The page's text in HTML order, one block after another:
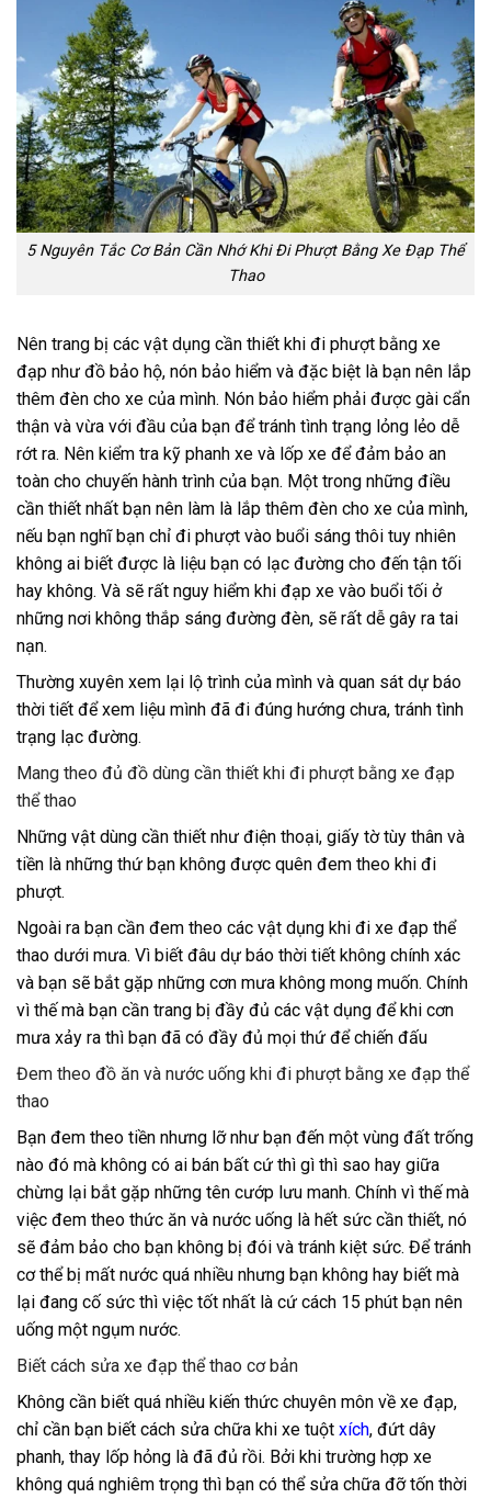
5 Nguyên Tắc Cơ Bản Cần Nhớ Khi Đi Phượt Bằng Xe Đạp Thể
Thao
Nên trang bị các vật dụng cần thiết khi đi phượt bằng xe
đạp như đồ bảo hộ, nón bảo hiểm và đặc biệt là bạn nên lắp
thêm đèn cho xe của mình. Nón bảo hiểm phải được gài cẩn
thận và vừa với đầu của bạn để tránh tình trạng lỏng lẻo dễ
rớt ra. Nên kiểm tra kỹ phanh xe và lốp xe để đảm bảo an
toàn cho chuyến hành trình của bạn. Một trong những điều
cần thiết nhất bạn nên làm là lắp thêm đèn cho xe của mình,
nếu bạn nghĩ bạn chỉ đi phượt vào buổi sáng thôi tuy nhiên
không ai biết được là liệu bạn có lạc đường cho đến tận tối
hay không. Và sẽ rất nguy hiểm khi đạp xe vào buổi tối ở
những nơi không thắp sáng đường đèn, sẽ rất dễ gây ra tai
nạn.
Thường xuyên xem lại lộ trình của mình và quan sát dự báo
thời tiết để xem liệu mình đã đi đúng hướng chưa, tránh tình
trạng lạc đường.
Mang theo đủ đồ dùng cần thiết khi đi phượt bằng xe đạp
thể thao
Những vật dùng cần thiết như điện thoại, giấy tờ tùy thân và
tiền là những thứ bạn không được quên đem theo khi đi
phượt.
Ngoài ra bạn cần đem theo các vật dụng khi đi xe đạp thể
thao dưới mưa. Vì biết đâu dự báo thời tiết không chính xác
và bạn sẽ bắt gặp những cơn mưa không mong muốn. Chính
vì thế mà bạn cần trang bị đầy đủ các vật dụng để khi cơn
mưa xảy ra thì bạn đã có đầy đủ mọi thứ để chiến đấu
Đem theo đồ ăn và nước uống khi đi phượt bằng xe đạp thể
thao
Bạn đem theo tiền nhưng lỡ như bạn đến một vùng đất trống
nào đó mà không có ai bán bất cứ thì gì thì sao hay giữa
chừng lại bắt gặp những tên cướp lưu manh. Chính vì thế mà
việc đem theo thức ăn và nước uống là hết sức cần thiết, nó
sẽ đảm bảo cho bạn không bị đói và tránh kiệt sức. Để tránh
cơ thể bị mất nước quá nhiều nhưng bạn không hay biết mà
lại đang cố sức thì việc tốt nhất là cứ cách 15 phút bạn nên
uống một ngụm nước.
Biết cách sửa xe đạp thể thao cơ bản
Không cần biết quá nhiều kiến thức chuyên môn về xe đạp,
chỉ cần bạn biết cách sửa chữa khi xe tuột xích, đứt dây
phanh, thay lốp hỏng là đã đủ rồi. Bởi khi trường hợp xe
không quá nghiêm trọng thì bạn có thể sửa chữa đỡ tốn thời